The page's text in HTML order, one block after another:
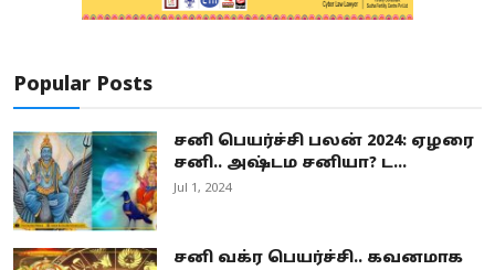
Popular Posts
சனி பெயர்ச்சி பலன் 2024: ஏழரை
சனி.. அஷ்டம சனியா? ட...
Jul 1, 2024
சனி வக்ர பெயர்ச்சி.. கவனமாக